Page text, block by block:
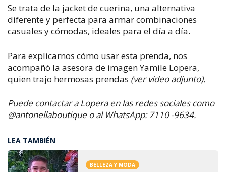
Se trata de la jacket de cuerina, una alternativa
diferente y perfecta para armar combinaciones
casuales y cómodas, ideales para el día a día.
Para explicarnos cómo usar esta prenda, nos
acompañó la asesora de imagen Yamile Lopera,
quien trajo hermosas prendas (ver video adjunto).
Puede contactar a Lopera en las redes sociales como
@antonellaboutique o al WhatsApp: 7110 -9634.
LEA TAMBIÉN
BELLEZA Y MODA